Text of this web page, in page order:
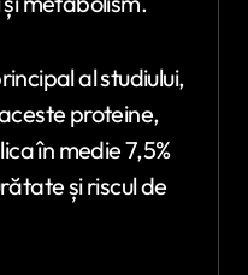
al studiului,
proteine,
în medie 7,5%
și riscul de